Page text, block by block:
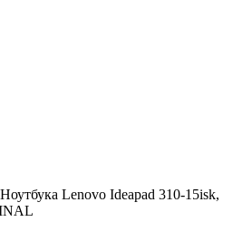
Lenovo Ideapad 310-15isk,